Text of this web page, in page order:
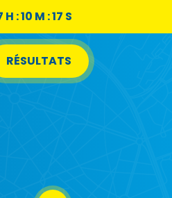
: 10 M : 16 S
RÉSULTATS